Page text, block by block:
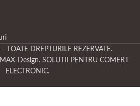
TOATE DREPTURILE REZERVATE.
Design. SOLUTII PENTRU COMERT
ELECTRONIC.